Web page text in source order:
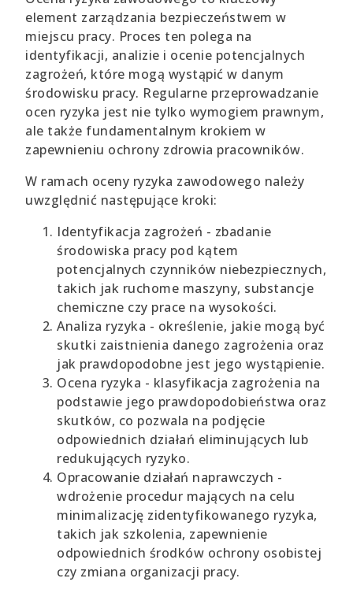
element zarządzania bezpieczeństwem w
miejscu pracy. Proces ten polega na
identyfikacji, analizie i ocenie potencjalnych
zagrożeń, które mogą wystąpić w danym
środowisku pracy. Regularne przeprowadzanie
ocen ryzyka jest nie tylko wymogiem prawnym,
ale także fundamentalnym krokiem w
zapewnieniu ochrony zdrowia pracowników.
W ramach oceny ryzyka zawodowego należy
uwzględnić następujące kroki:
Identyfikacja zagrożeń - zbadanie
środowiska pracy pod kątem
potencjalnych czynników niebezpiecznych,
takich jak ruchome maszyny, substancje
chemiczne czy prace na wysokości.
Analiza ryzyka - określenie, jakie mogą być
skutki zaistnienia danego zagrożenia oraz
jak prawdopodobne jest jego wystąpienie.
Ocena ryzyka - klasyfikacja zagrożenia na
podstawie jego prawdopodobieństwa oraz
skutków, co pozwala na podjęcie
odpowiednich działań eliminujących lub
redukujących ryzyko.
Opracowanie działań naprawczych -
wdrożenie procedur mających na celu
minimalizację zidentyfikowanego ryzyka,
takich jak szkolenia, zapewnienie
odpowiednich środków ochrony osobistej
czy zmiana organizacji pracy.